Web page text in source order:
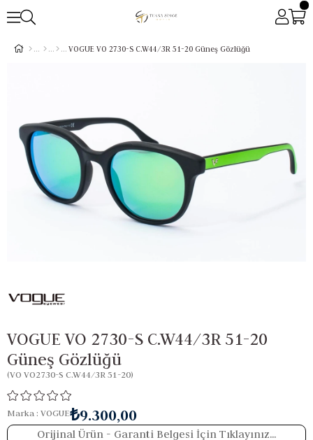
VOGUE VO 2730-S C.W44/3R 51-20 Güneş Gözlüğü
VOGUE VO 2730-S C.W44/3R 51-20
Güneş Gözlüğü
(VO VO2730-S C.W44/3R 51-20)
Marka : VOGUE₺9.300,00
Orijinal Ürün - Garanti Belgesi İçin Tıklayınız...